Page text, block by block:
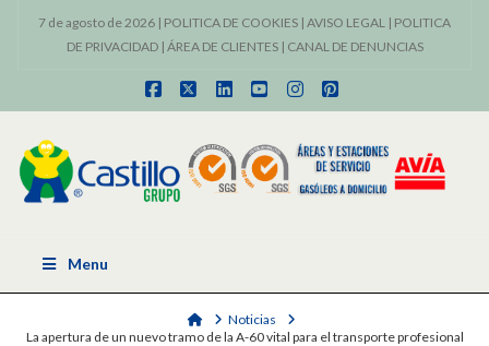
7 de agosto de 2026 | POLITICA DE COOKIES | AVISO LEGAL | POLITICA
DE PRIVACIDAD| ÁREA DE CLIENTES| CANAL DE DENUNCIAS
Facebook
X LinkedInYouTubeInstagram
Pinterest
Menu
HomeNoticias
La apertura de un nuevo tramo de la A-60 vital para el transporte profesional